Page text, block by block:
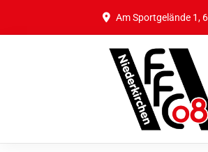
Am Sportgelände 1,